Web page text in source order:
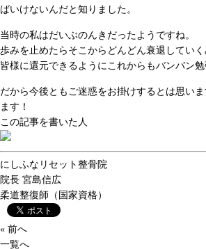
ばいけないんだと知りました。
当時の私はだいぶのんきだったようですね。
歩みを止めたらそこからどんどん衰退していく
皆様に還元できるようにこれからもバンバン勉
だから今後ともご迷惑をお掛けするとは思い
ます！
この記事を書いた人
にしふなリセット整骨院
院長 宮島信広
柔道整復師（国家資格）
« 前へ
一覧へ